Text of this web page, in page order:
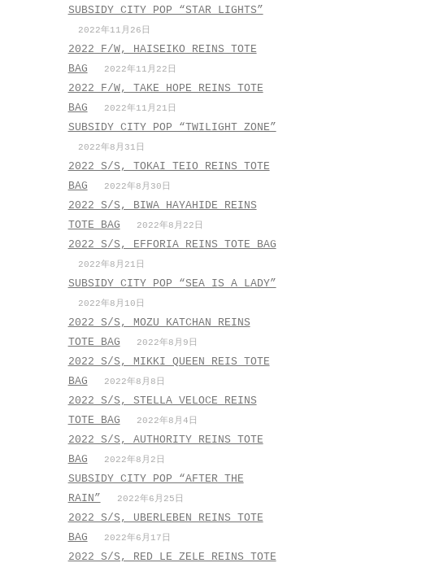
SUBSIDY CITY POP “STAR LIGHTS”
2022年11月26日
2022 F/W, HAISEIKO REINS TOTE
BAG
2022年11月22日
2022 F/W, TAKE HOPE REINS TOTE
BAG
2022年11月21日
SUBSIDY CITY POP “TWILIGHT ZONE”
2022年8月31日
2022 S/S, TOKAI TEIO REINS TOTE
BAG
2022年8月30日
2022 S/S, BIWA HAYAHIDE REINS
TOTE BAG
2022年8月22日
2022 S/S, EFFORIA REINS TOTE BAG
2022年8月21日
SUBSIDY CITY POP “SEA IS A LADY”
2022年8月10日
2022 S/S, MOZU KATCHAN REINS
TOTE BAG
2022年8月9日
2022 S/S, MIKKI QUEEN REIS TOTE
BAG
2022年8月8日
2022 S/S, STELLA VELOCE REINS
TOTE BAG
2022年8月4日
2022 S/S, AUTHORITY REINS TOTE
BAG
2022年8月2日
SUBSIDY CITY POP “AFTER THE
RAIN”
2022年6月25日
2022 S/S, UBERLEBEN REINS TOTE
BAG
2022年6月17日
2022 S/S, RED LE ZELE REINS TOTE